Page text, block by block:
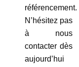
référencement.
N’hésitez pas
à nous
contacter dès
aujourd’hui